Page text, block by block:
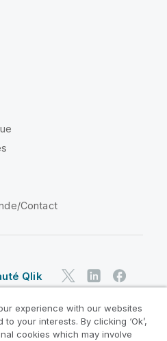
Contact
Qlik
produits
experience with our websites
your interests. By clicking ‘Ok’,
cookies which may involve